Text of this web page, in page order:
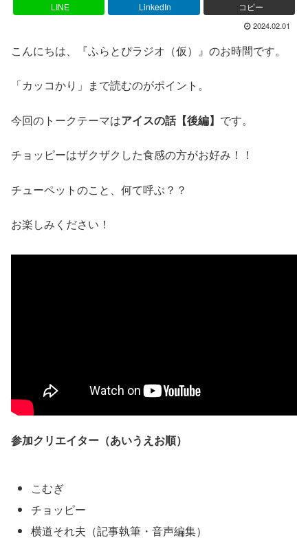
LINE LinkedIn コピー
2024.02.01
こんにちは、『ふらとぴラジオ（仮）』のお時間です。
「カッコかり」まで読むのがポイント。
今回のトークテーマはアイスの話【後編】 です。
チョッピーはザクザクした食感の方がお好み！！
チューペットのこと、何て呼ぶ？？
お楽しみください！
参加クリエイター（あいうえお順）
こむぎ
チョッピー
横道それ夫（記事執筆・音声編集）